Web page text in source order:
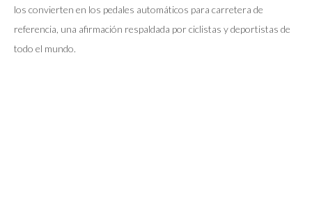
los convierten en los pedales automáticos para carretera de
referencia, una afirmación respaldada por ciclistas y deportistas de
todo el mundo.